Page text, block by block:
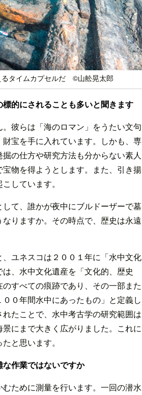
るタイムカプセルだ ©山舩晃太郎
的にされることも多いと聞きます
彼らは「海のロマン」をうたい文句
宝を手に入れています。しかも、専
の仕方や研究方法も分からない素人
物を得ようとします。また、引き揚
しています。
て、誰かが夜中にブルドーザーで墓
りますか。その時点で、歴史は永遠
ユネスコは２００１年に「水中文化
、水中文化遺産を「文化的、歴史
すべての痕跡であり、その一部また
０年間水中にあったもの」と定義し
たことで、水中考古学の研究範囲は
にまで大きく広がりました。これに
と思います。
作業ではないですか
ために測量を行います。一回の潜水